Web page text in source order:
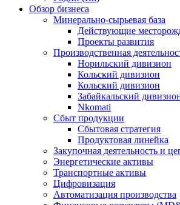
Обзор бизнеса
Минерально-сырьевая база
Действующие
Проекты развития
Производственная
Норильский дивизион
Кольский дивизион
Кольский дивизион
Забайкальский
Nkomati
Сбыт продукции
Сбытовая стратегия
Продуктовая линейка
Закупочная деятельность и
Энергетические активы
Транспортные активы
Цифровизация
Автоматизация производства